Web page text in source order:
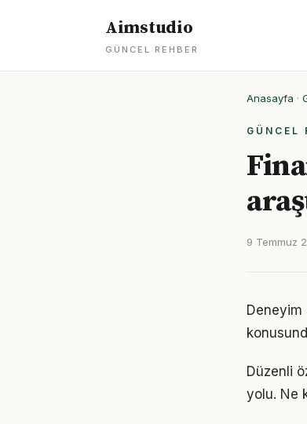
Aimstudio
GÜNCEL REHBER
Anasayfa ·
GÜNCEL
9 Temmuz
Deneyim
Düzenli
yolu. Ne